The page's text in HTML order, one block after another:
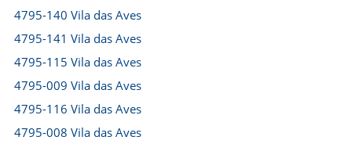
4795-140 Vila das Aves
4795-141 Vila das Aves
4795-115 Vila das Aves
4795-009 Vila das Aves
4795-116 Vila das Aves
4795-008 Vila das Aves